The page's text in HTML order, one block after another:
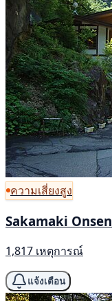
ความเสี่ยงสูง
Sakamaki Onsen
1,817 เหตุการณ์
แจ้งเตือน